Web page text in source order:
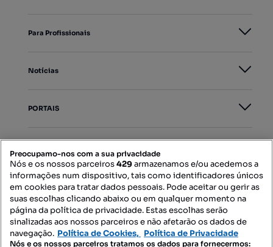
Para Profissionais
Notícias
PORTAIS
Contacte-nos
SIGA-NOS:
Preocupamo-nos com a sua privacidade
Nós e os nossos parceiros429armazenamos e/ou acedemos a
informações num dispositivo, tais como identificadores únicos
em cookies para tratar dados pessoais. Pode aceitar ou gerir as
suas escolhas clicando abaixo ou em qualquer momento na
página da política de privacidade. Estas escolhas serão
sinalizadas aos nossos parceiros e não afetarão os dados de
navegação. Política de Cookies, Política de Privacidade
Nós e os nossos parceiros tratamos os dados para fornecermos: